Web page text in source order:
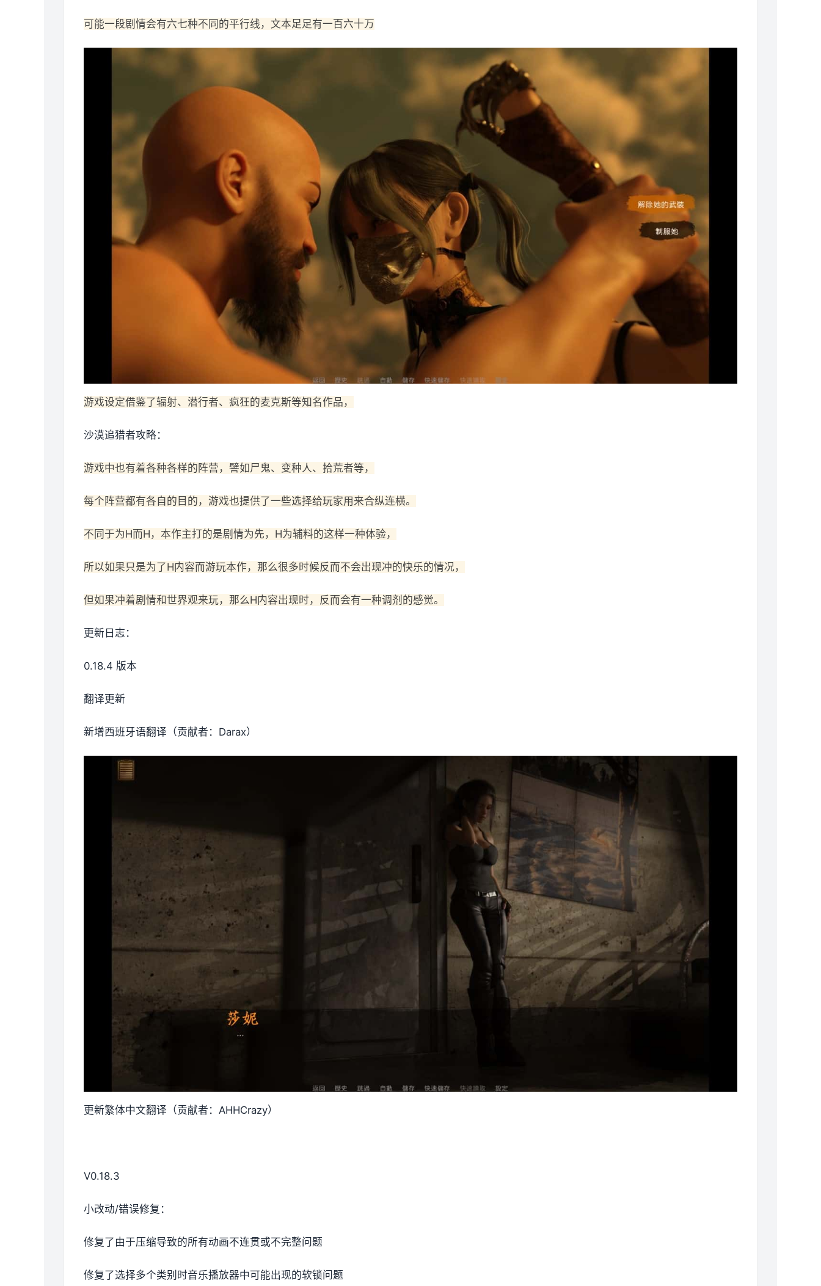
可能一段剧情会有六七种不同的平行线，文本足足有一百六十万
游戏设定借鉴了辐射、潜行者、疯狂的麦克斯等知名作品，
沙漠追猎者攻略：
游戏中也有着各种各样的阵营，譬如尸鬼、变种人、拾荒者等，
每个阵营都有各自的目的，游戏也提供了一些选择给玩家用来合纵连横。
不同于为H而H，本作主打的是剧情为先，H为辅料的这样一种体验，
所以如果只是为了H内容而游玩本作，那么很多时候反而不会出现冲的快乐的情况，
但如果冲着剧情和世界观来玩，那么H内容出现时，反而会有一种调剂的感觉。
更新日志：
0.18.4 版本
翻译更新
新增西班牙语翻译（贡献者：Darax）
更新繁体中文翻译（贡献者：AHHCrazy）
V0.18.3
小改动/错误修复：
修复了由于压缩导致的所有动画不连贯或不完整问题
修复了选择多个类别时音乐播放器中可能出现的软锁问题